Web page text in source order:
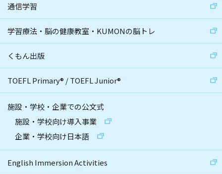
通信学習
学習療法・脳の健康教室・KUMONの脳トレ
くもん出版
TOEFL Primary® /TOEFL Junior®
施設・学校・企業での公文式
施設・学校向け導入事業
企業・学校向け日本語
English Immersion Activities